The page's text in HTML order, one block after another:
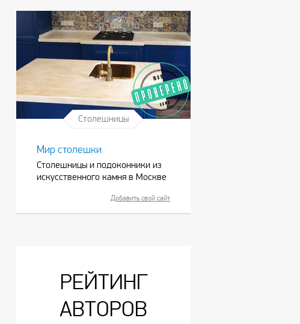
Столешницы
Мир столешки
Столешницы и подоконники из
искусственного камня в Москве
Добавить свой сайт
РЕЙТИНГ
АВТОРОВ